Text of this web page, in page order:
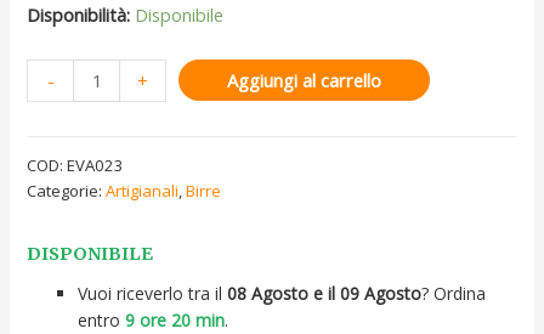
Disponibilità: Disponibile
- + Aggiungi al carrello
COD:EVA023
Categorie:Artigianali,Birre
DISPONIBILE
Vuoi riceverlo tra il08 Agosto e il 09 Agosto? Ordina
entro9 ore 20 min.